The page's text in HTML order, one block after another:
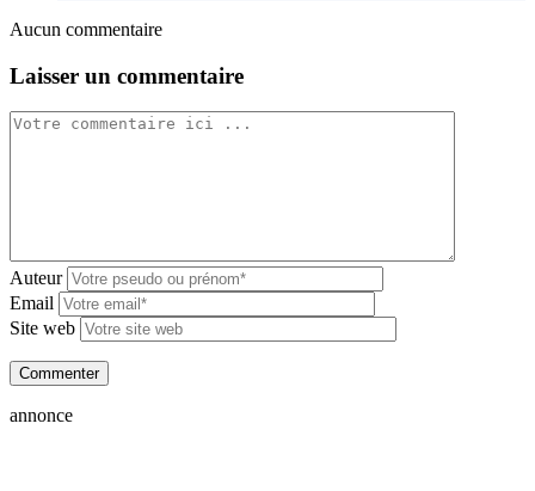
Aucun commentaire
Laisser un commentaire
Auteur
Email
Site web
annonce